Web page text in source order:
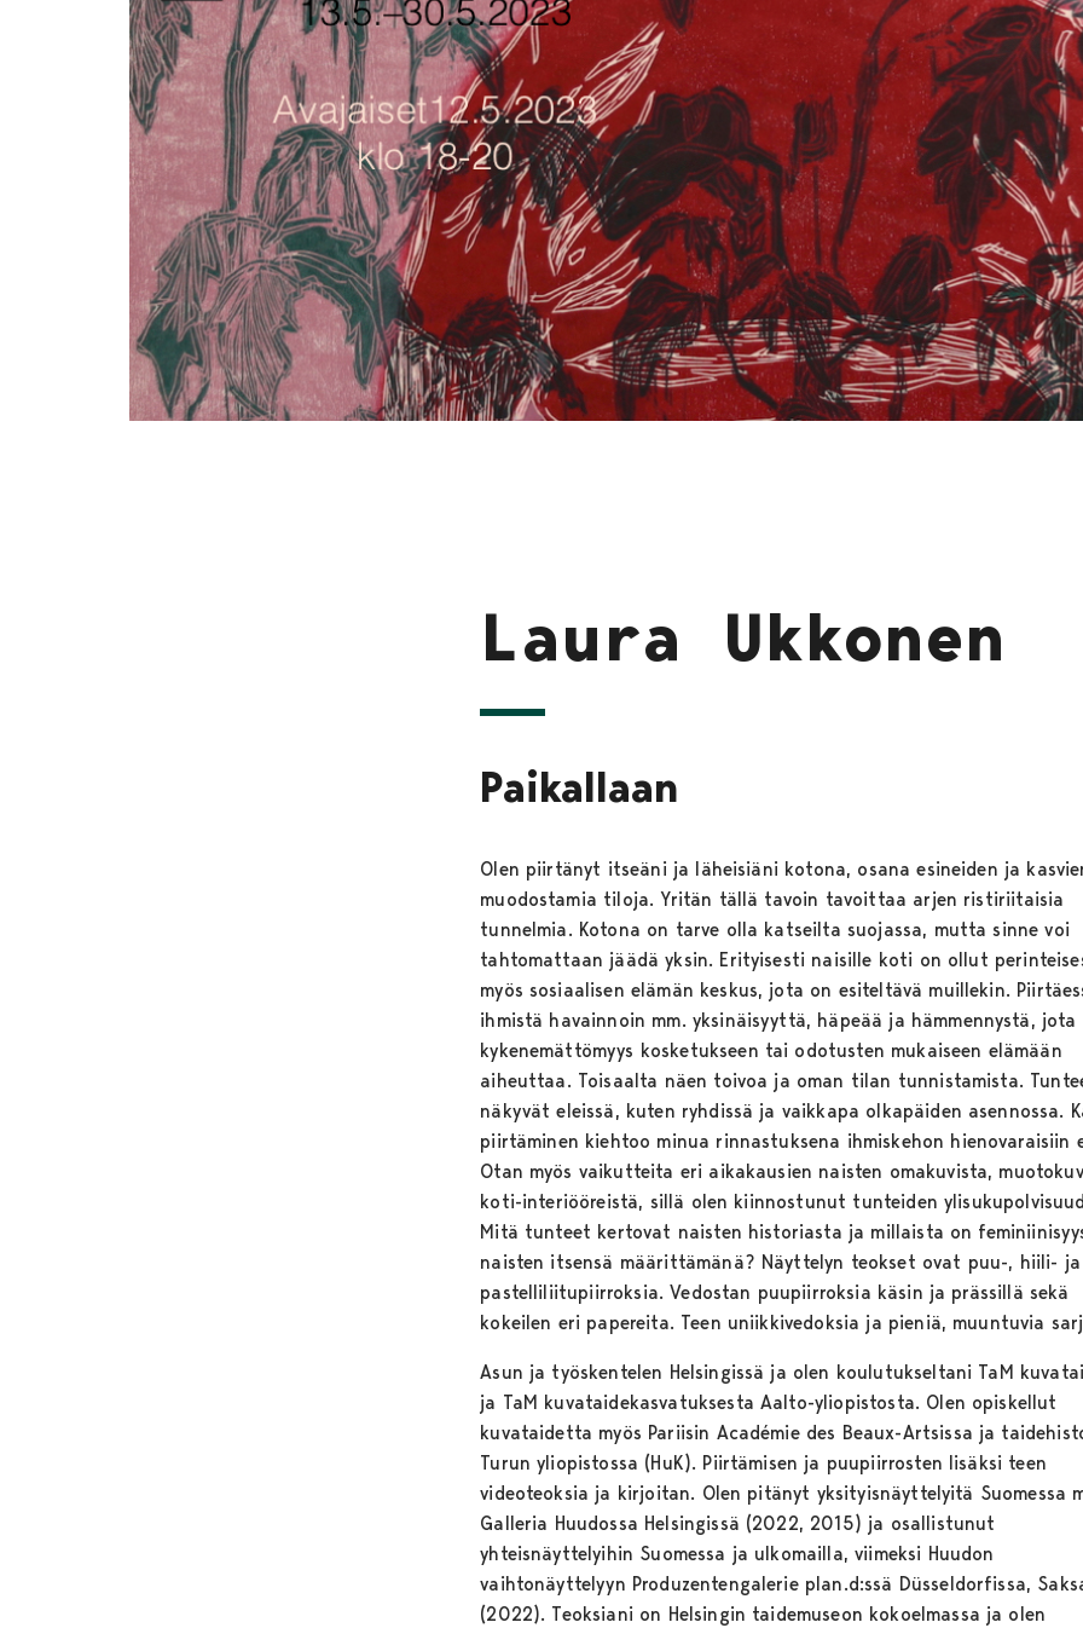
Laura Ukkonen
Paikallaan
Olen piirtänyt itseäni ja läheisiäni kotona, osana esineiden ja
muodostamia tiloja. Yritän tällä tavoin tavoittaa arjen ristiriitaisia
tunnelmia. Kotona on tarve olla katseilta suojassa, mutta sinne voi
tahtomattaan jäädä yksin. Erityisesti naisille koti on ollut
myös sosiaalisen elämän keskus, jota on esiteltävä muillekin.
ihmistä havainnoin mm. yksinäisyyttä, häpeää ja hämmennystä, jota
kykenemättömyys kosketukseen tai odotusten mukaiseen elämään
aiheuttaa. Toisaalta näen toivoa ja oman tilan tunnistamista.
näkyvät eleissä, kuten ryhdissä ja vaikkapa olkapäiden asennossa.
piirtäminen kiehtoo minua rinnastuksena ihmiskehon hienovaraisiin
Otan myös vaikutteita eri aikakausien naisten omakuvista,
koti-interiööreistä, sillä olen kiinnostunut tunteiden
Mitä tunteet kertovat naisten historiasta ja millaista on
naisten itsensä määrittämänä? Näyttelyn teokset ovat puu-, hiili- ja
pastelliliitupiirroksia. Vedostan puupiirroksia käsin ja prässillä sekä
kokeilen eri papereita. Teen uniikkivedoksia ja pieniä, muuntuvia
Asun ja työskentelen Helsingissä ja olen koulutukseltani TaM
ja TaM kuvataidekasvatuksesta Aalto-yliopistosta. Olen opiskellut
kuvataidetta myös Pariisin Académie des Beaux-Artsissa ja
Turun yliopistossa (HuK). Piirtämisen ja puupiirrosten lisäksi teen
videoteoksia ja kirjoitan. Olen pitänyt yksityisnäyttelyitä Suomessa
Galleria Huudossa Helsingissä (2022, 2015) ja osallistunut
yhteisnäyttelyihin Suomessa ja ulkomailla, viimeksi Huudon
vaihtonäyttelyyn Produzentengalerie plan.d:ssä Düsseldorfissa,
(2022). Teoksiani on Helsingin taidemuseon kokoelmassa ja olen